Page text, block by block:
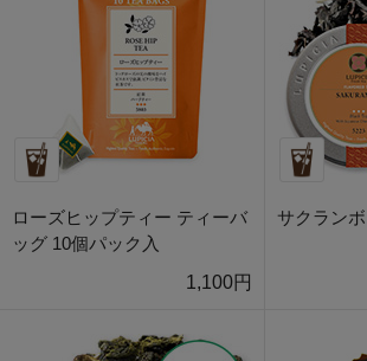
ローズヒップティー ティーバ
ッグ 10個パック入
1,100円
サクラン